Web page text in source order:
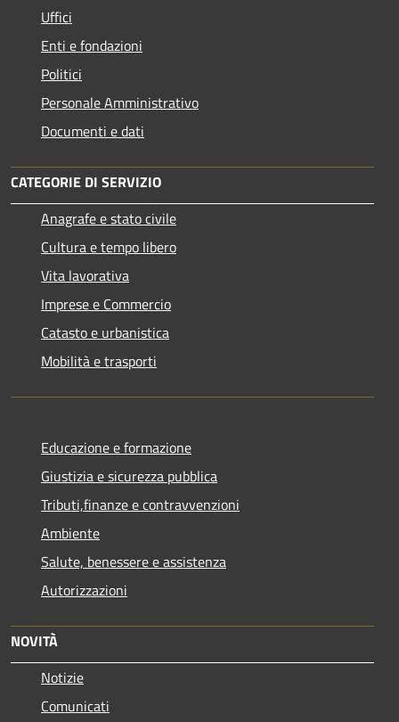
Uffici
Enti e fondazioni
Politici
Personale Amministrativo
Documenti e dati
CATEGORIE DI SERVIZIO
Anagrafe e stato civile
Cultura e tempo libero
Vita lavorativa
Imprese e Commercio
Catasto e urbanistica
Mobilità e trasporti
Educazione e formazione
Giustizia e sicurezza pubblica
Tributi,finanze e contravvenzioni
Ambiente
Salute, benessere e assistenza
Autorizzazioni
NOVITÀ
Notizie
Comunicati